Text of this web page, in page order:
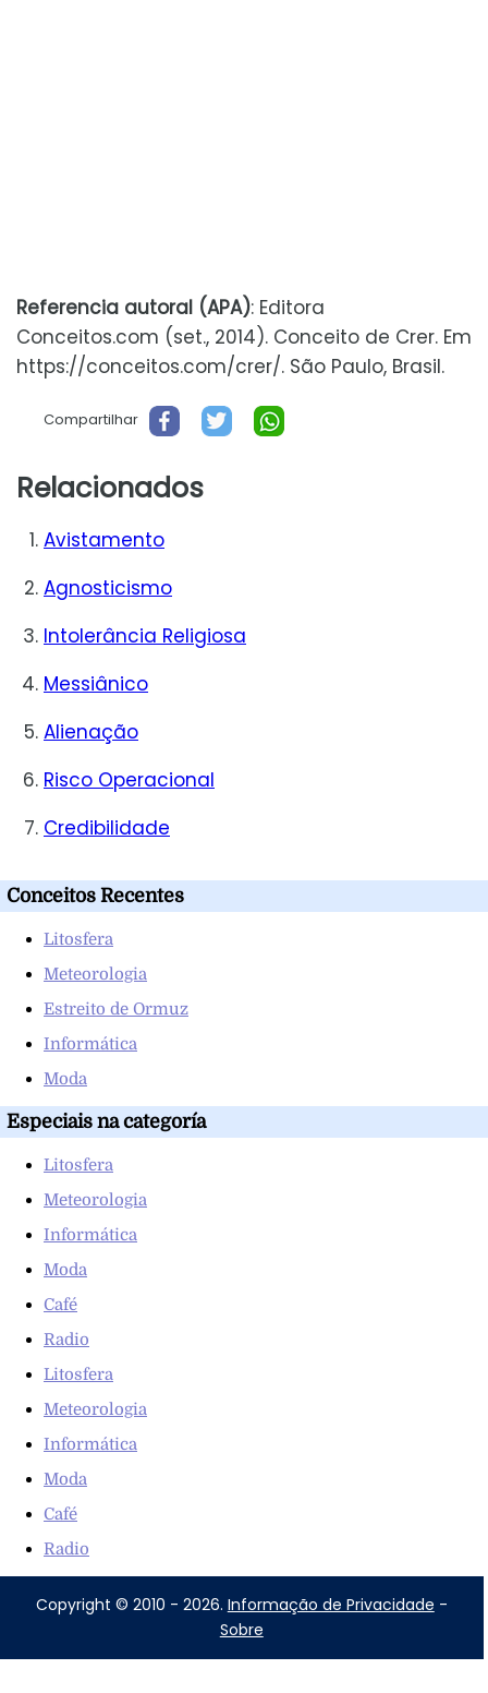
Referencia autoral (APA): Editora
Conceitos.com (set., 2014). Conceito de Crer. Em
https://conceitos.com/crer/. São Paulo, Brasil.
Compartilhar
Relacionados
Avistamento
Agnosticismo
Intolerância Religiosa
Messiânico
Alienação
Risco Operacional
Credibilidade
Conceitos Recentes
Litosfera
Meteorologia
Estreito de Ormuz
Informática
Moda
Especiais na categoría
Litosfera
Meteorologia
Informática
Moda
Café
Radio
Litosfera
Meteorologia
Informática
Moda
Café
Radio
Copyright © 2010 - 2026. Informação de Privacidade -
Sobre